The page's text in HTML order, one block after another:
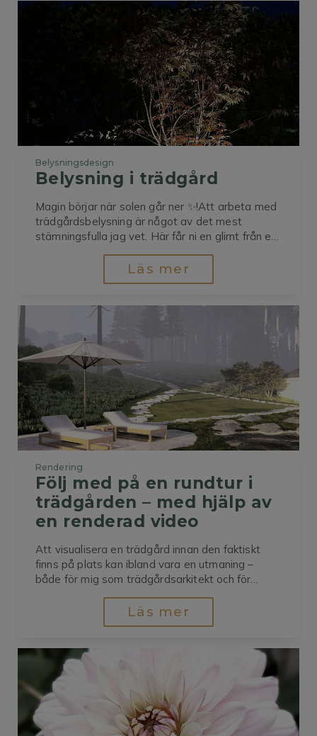
Belysningsdesign
Belysning i trädgård
Magin börjar när solen går ner ✨!Att arbeta med
trädgårdsbelysning är något av det mest
stämningsfulla jag vet. Här får ni en glimt från ett
kombinerat funktion och estetik för att skapa en
harmonisk och trygg miljö även kvällstid.🌿 Mjuka
Läs mer
Rendering
Följ med på en rundtur i
trädgården – med hjälp av
en renderad video
Att visualisera en trädgård innan den faktiskt
finns på plats kan ibland vara en utmaning –
både för mig som trädgårdsarkitekt och för
verktyg, men det är inte alltid lätt att föreställa
sig hur det verkligen kommer att kännas att röra
Läs mer